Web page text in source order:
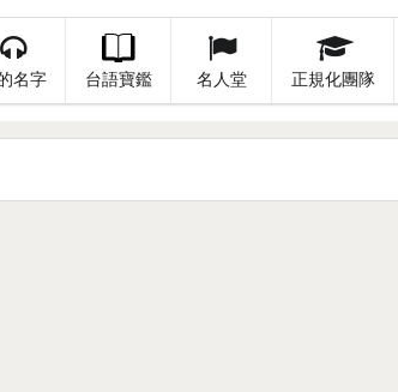
名字 台語寶鑑 名人堂 正規化團隊